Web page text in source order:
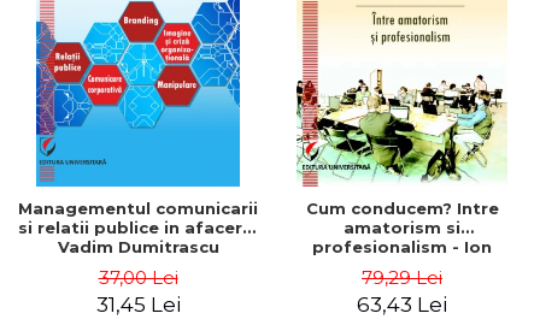
ADMINISTRATIVE
ȘTIINȚE ECONOMICE
ȘTIINȚE EXACTE
EDUCAȚIE FIZICĂ ȘI SPORT
PREUNIVERSITARIA
TIMP LIBER
ÎN CURS DE APARIȚIE
NOUTĂȚI
PACHETE DE STUDIU
PROMOȚIILE LUNII
Cum Cumpăr
Livrare
Politica de Retur
Formular de Retur
Distribuitori
Managementul comunicarii
si relatii publice in afaceri -
Vadim Dumitrascu
37,00 Lei
31,45 Lei
Cum conducem? Intre
amatorism si
profesionalism - Ion
79,29 Lei
63,43 Lei